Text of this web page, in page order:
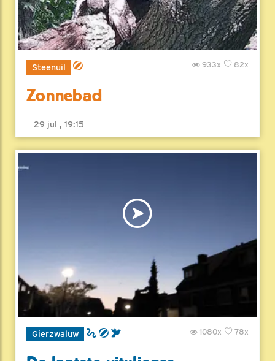
Steenuil 82x
933x
Zonnebad
29 jul , 19:15
Gierzwaluw 78x
1080x